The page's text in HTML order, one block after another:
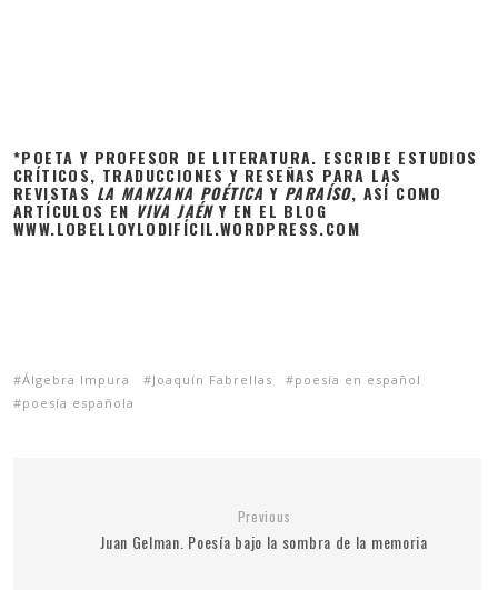
*POETA Y PROFESOR DE LITERATURA. ESCRIBE ESTUDIOS
CRÍTICOS, TRADUCCIONES Y RESEÑAS PARA LAS
REVISTASLA MANZANA POÉTICA Y PARAÍSO, ASÍ COMO
ARTÍCULOS EN VIVA JAÉNY EN EL BLOG
WWW.LOBELLOYLODIFÍCIL.WORDPRESS.COM
Álgebra Impura Joaquín Fabrellas
poesía en español
poesía española
Previous
Juan Gelman. Poesía bajo la sombra de la memoria